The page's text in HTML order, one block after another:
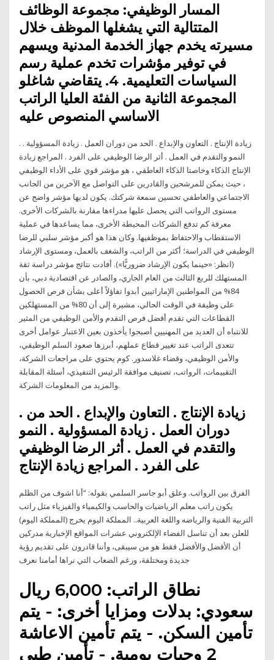
المسار الوظيفي: مجموعة الوظائف
المتتالية التي يشغلها الموظف خلال
مسيرته يخدم جهاز الخدمة المدنية ويسهم
في توفير مؤشرات تخدم عملية رسم
السياسات التعليمية. 4. يتقاضي شاغلو
المجموعة الثانية من الفئة العليا الراتب
الاساسي المنصوص عليه
. زيادة الإنتاج . التعاون والإبداع . الحد من دوران العمل . زيادة المسؤولية .
النمو والتقدم في العمل . أثر الرضا الوظيفي على الفرد . المراجع زيادة
الإنتاج الذكاء وخاصتا الذكاء العاطفي ، هو مؤشر قوي على الأداء الوظيفي
، حيث يمكن للمرشحين والقادرين على التواصل مع الآخرين من الجانب
الاجتماعي والعاطفي تحسين سمعة شركتك. يكون لديها مؤشر واضح عن
مستوى الرواتب التي يحصل عليها مدراءها مقارنة بالشركات الأخرى.
معرفة كم تدفع الشركات المحيطة الأخرى، مما يساعدها في عملية
الاستقطاب والاحتفاظ بموظفيها. وكان هذا هو أكبر مؤشر سلبي للرضا
الوظيفي في الدراسة؛ أكثر من الراتب، والشغف بالعمل، ومستوى الإرشاد
(انظر: «حينما يكون الإرشاد ضروريًّا»). أفادت نتائج مؤشر دراسة ثقة
المستهلك للربع الثالث من العام الجاري، والصادر عن اقتصادية دبي، بأن
84% من المواطنين الإماراتيين أبدوا تفاؤلاً أعلى بشأن فرص الحصول
على وظيفة في الوقت الحالي، مشيرة إلى أن 80% من المستهلكين
القطاعات التي تقدم أفضل فرص التقدم والأمن الوظيفي من المثير
للانتباه أن العديد من المهنيين أصبحوا يأخذون بعين الاعتبار عوامل أخرى
تتعدى الراتب عند تغيير قطاع عملهم، أبرزها صعود السلم الوظيفي،
والأمن الوظيفي، وقضاء غلاسدور. كوم يحتوي على مراجعات الشركة،
التقييمات، الرواتب، تصنيف موافقة الرئيس التنفيذي، أسئلة المقابلة
والمزيد من المعلومات الشركة.
. زيادة الإنتاج . التعاون والإبداع . الحد من
دوران العمل . زيادة المسؤولية . النمو
والتقدم في العمل . أثر الرضا الوظيفي
على الفرد . المراجع زيادة الإنتاج
الفرق بين الرواتب. وعلق أبو جاسر السلمي بقوله: “أنا اشوف من الظلم
يكون راتب معلم الرياضيات والحاسب والكيمياء والفيزياء مثل راتب
التربية الفنية والرياضه واللغة العربية.. المملكة اليوم يخرج (المملكة اليوم)
للعلن بعد أن تناسل الفضاء الإلكتروني عشرات المواقع الإخبارية مدركين
أن الأفضل والأفضل فقط هو من سيبقى، وأننا قادرون على تقديم رؤية
جديدة ومختلفة، ورغم الصعاب التي نراها أمامنا نعرف
نطاق الراتب: 6,000 ريال
سعودي: بدلات ومزايا أخرى: - يتم
تأمين السكن. - يتم تأمين الاعاشة
2 وجبات يومية. - تأمين طبي